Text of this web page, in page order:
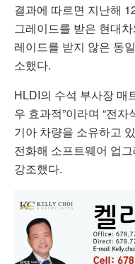
결과에 따르면 지난해
그레이드를 받은 현대
레이드를 받지 않은 동
소했다.
HLDI의 수석 부사장 매
우 효과적”이라며 “전
기아 차량을 소유하고
전화해 소프트웨어 업
강조했다.